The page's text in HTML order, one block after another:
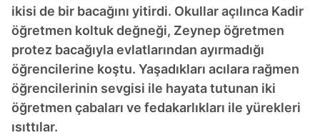
ikisi de bir bacağını yitirdi. Okullar açılınca Kadir
öğretmen koltuk değneği, Zeynep öğretmen
protez bacağıyla evlatlarından ayırmadığı
öğrencilerine koştu. Yaşadıkları acılara rağmen
öğrencilerinin sevgisi ile hayata tutunan iki
öğretmen çabaları ve fedakarlıkları ile yürekleri
ısıttılar.